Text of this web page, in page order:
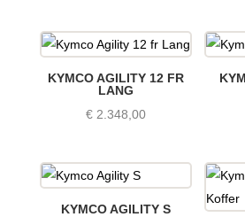
KYMCO AGILITY 12 FR
LANG
€2.348,00
KYMCO AGILITY S